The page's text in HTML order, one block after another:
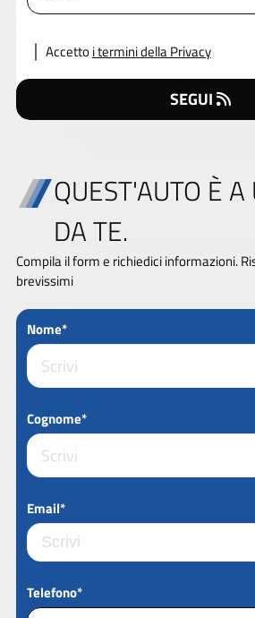
Accettoi termini della Privacy
SEGUI
QUEST'AUTO È A
DA TE.
Compila il form e richiedici informazioni.
brevissimi
Nome*
Cognome*
Email*
Telefono*